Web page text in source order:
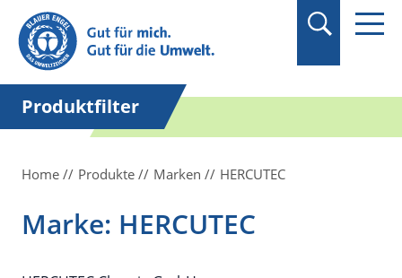
Suchbegriff in
Anführungszeichen
setzen.
Produktfilter
Home Produkte Marken HERCUTEC
Marke: HERCUTEC